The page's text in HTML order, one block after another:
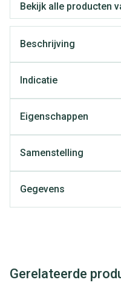
Bekijk alle producten
Beschrijving
Indicatie
Eigenschappen
Samenstelling
Gegevens
Gerelateerde